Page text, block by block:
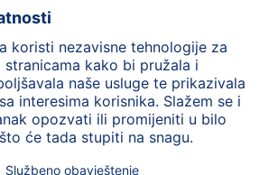
podataka i upute za korištenj
Impressum
Kontakt
O HiPP-u